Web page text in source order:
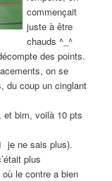
commençait
juste à être
chauds ^_^
des points.
on se
du coup un cinglant
et bim, voilà 10 pts
je ne sais plus).
plus
le contre a bien